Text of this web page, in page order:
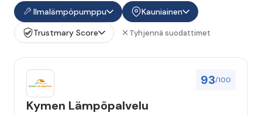
Ilmalämpöpumppu
Kauniainen
Trustmary Score
Tyhjennä suodattimet
93/100
Kymen Lämpöpalvelu